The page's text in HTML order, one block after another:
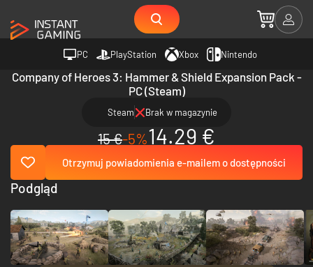
PC PlayStation Xbox Nintendo
Company of Heroes 3: Hammer & Shield Expansion Pack -
PC (Steam)
Steam Brak w magazynie
15 €-5%14.29 €
Otrzymuj powiadomienia e-mailem o dostępności
Podgląd